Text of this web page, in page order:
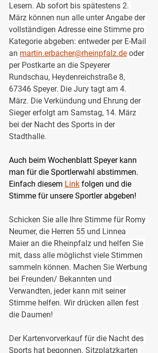
Lesern. Ab sofort bis spätestens 2.
März können nun alle unter Angabe der
vollständigen Adresse eine Stimme pro
Kategorie abgeben: entweder per E-Mail
an martin.erbacher@rheinpfalz.de oder
per Postkarte an die Speyerer
Rundschau, Heydenreichstraße 8,
67346 Speyer. Die Jury tagt am 4.
März. Die Verkündung und Ehrung der
Sieger erfolgt am Samstag, 14. März
bei der Nacht des Sports in der
Stadthalle.
Auch beim Wochenblatt Speyer kann
man für die Sportlerwahl abstimmen.
Einfach diesem Link folgen und die
Stimme für unsere Sportler abgeben!
Schicken Sie alle Ihre Stimme für Romy
Neumer, die Herren 55 und Linnea
Maier an die Rheinpfalz und helfen Sie
mit, dass alle möglichst viele Stimmen
sammeln können. Machen Sie Werbung
bei Freunden/ Bekannten und
Verwandten, jeder kann mit seiner
Stimme helfen. Wir drücken allen fest
die Daumen!
Der Kartenvorverkauf für die Nacht des
Sports hat begonnen. Sitzplatzkarten